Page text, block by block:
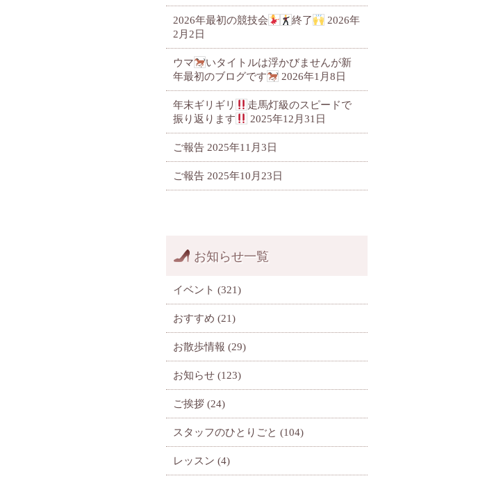
2026年最初の競技会 終了
2026年
2月2日
ウマ
いタイトルは浮かびませんが新
年最初のブログです
2026年1月8日
年末ギリギリ
走馬灯級のスピードで
振り返ります
2025年12月31日
ご報告 2025年11月3日
ご報告 2025年10月23日
お知らせ一覧
イベント (321)
おすすめ (21)
お散歩情報 (29)
お知らせ (123)
ご挨拶 (24)
スタッフのひとりごと (104)
レッスン (4)